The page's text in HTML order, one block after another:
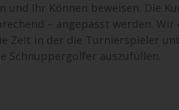
und Ihr Können beweisen. Die
– angepasst werden.
Zeit in der die Turnierspieler
Schnuppergolfer auszufüllen.